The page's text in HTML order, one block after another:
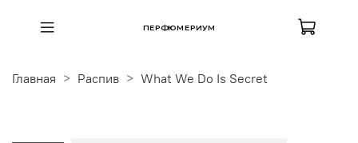
ПЕРФЮМЕРИУМ
Главная Распив What We Do Is Secret